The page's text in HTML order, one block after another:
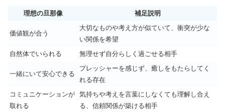
理想の旦那像 補足説明
価値観が合う
大切なものや考え方が似ていて、衝突が少な
い関係を希望
自然体でいられる
無理せず自分らしく過ごせる相手
一緒にいて安心できる
プレッシャーを感じず、癒しをもたらしてく
れる存在
コミュニケーションが
取れる
気持ちや考えを言葉にしなくても理解し合え
る、信頼関係が築ける相手